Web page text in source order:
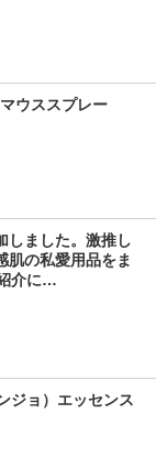
ウススプレー
しました。激推し
の私愛用品をま
介に…
ジョ）エッセンス